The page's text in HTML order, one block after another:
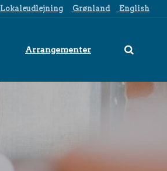
Lokaleudlejning Grønland English
Arrangementer